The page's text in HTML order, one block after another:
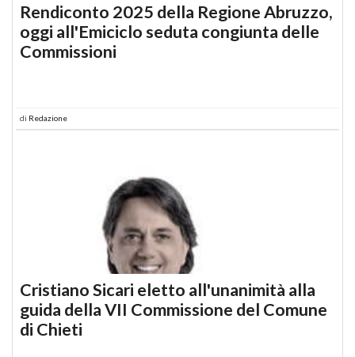
Rendiconto 2025 della Regione Abruzzo,
oggi all'Emiciclo seduta congiunta delle
Commissioni
di Redazione
Cristiano Sicari eletto all'unanimità alla
guida della VII Commissione del Comune
di Chieti